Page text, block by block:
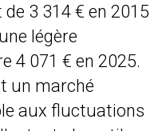
3 314 € en 2015
légère
4 071 € en 2025.
un marché
aux fluctuations